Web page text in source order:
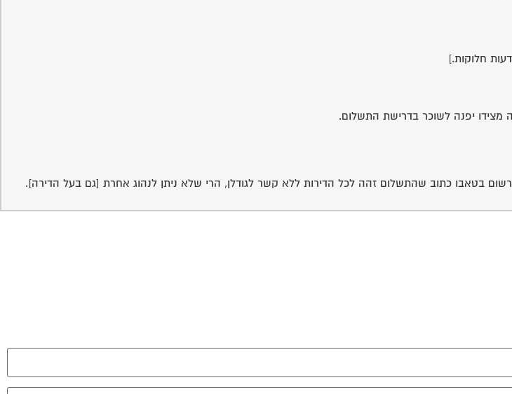
חלוקות.]
מצידו יפנה לשוכר בדרישת התשלום.
בטאבו כתוב שהתשלום זהה לכל הדירות ללא קשר לגודלן, הרי שלא ניתן לנהוג אחרת [גם בעל הדירה].